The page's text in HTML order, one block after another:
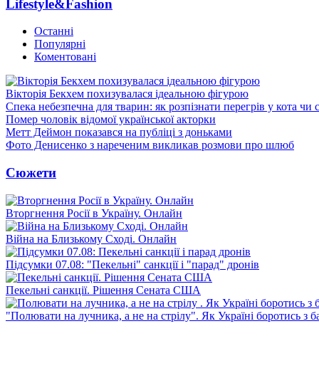
Lifestyle&Fashion
Останні
Популярні
Коментовані
Вікторія Бекхем похизувалася ідеальною фігурою
Спека небезпечна для тварин: як розпізнати перегрів у кота чи
Помер чоловік відомої української акторки
Метт Деймон показався на публіці з доньками
Фото Денисенко з нареченим викликав розмови про шлюб
Сюжети
Вторгнення Росії в Україну. Онлайн
Війна на Близькому Сході. Онлайн
Підсумки 07.08: "Пекельні" санкції і "парад" дронів
Пекельні санкції. Рішення Сената США
"Полювати на лучника, а не на стрілу". Як Україні боротись з